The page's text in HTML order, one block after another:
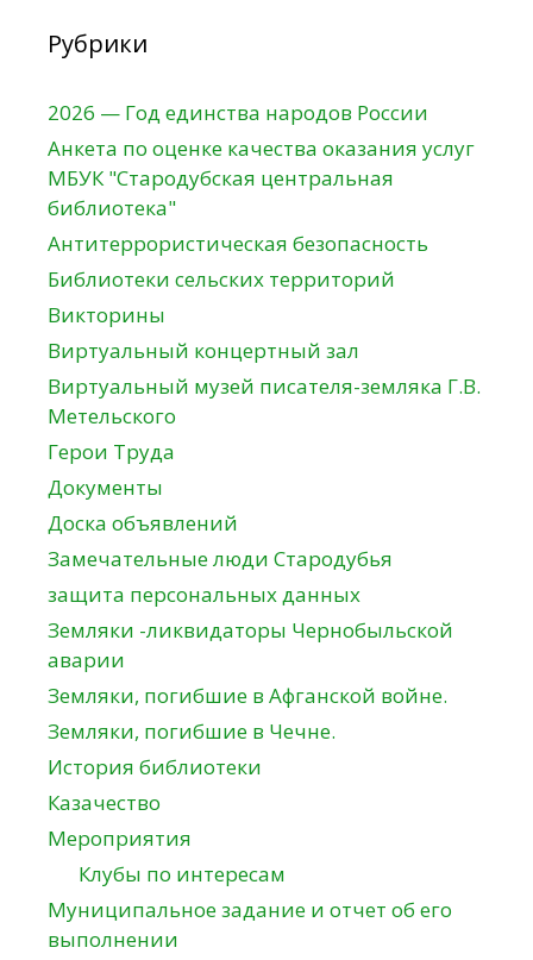
Рубрики
2026 — Год единства народов России
Анкета по оценке качества оказания услуг
МБУК "Стародубская центральная
библиотека"
Антитеррористическая безопасность
Библиотеки сельских территорий
Викторины
Виртуальный концертный зал
Виртуальный музей писателя-земляка Г.В.
Метельского
Герои Труда
Документы
Доска объявлений
Замечательные люди Стародубья
защита персональных данных
Земляки -ликвидаторы Чернобыльской
аварии
Земляки, погибшие в Афганской войне.
Земляки, погибшие в Чечне.
История библиотеки
Казачество
Мероприятия
Клубы по интересам
Муниципальное задание и отчет об его
выполнении